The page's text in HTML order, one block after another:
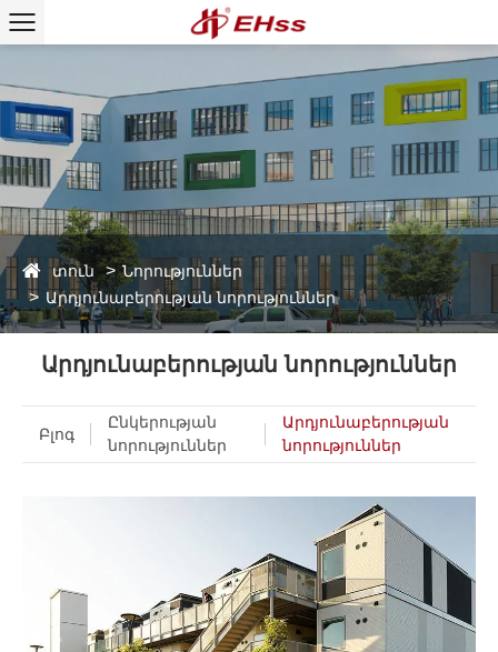
տուն
Նորություններ
Արդյունաբերության նորություններ
Արդյունաբերության նորություններ
Բլոգ
Ընկերության
նորություններ
Արդյունաբերության
նորություններ